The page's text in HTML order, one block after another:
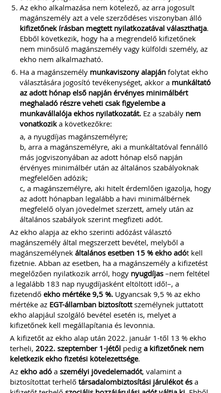
Az ekho alkalmazása nem kötelező, az arra jogosult
magánszemély azt a vele szerződéses viszonyban álló
kifizetőnek írásban megtett nyilatkozatával választhatja.
Ebből következik, hogy ha a megrendelő kifizetőnek
nem minősülő magánszemély vagy külföldi személy, az
ekho nem alkalmazható.
Ha a magánszemély munkaviszony alapján folytat ekho
választására jogosító tevékenységet, akkor a munkáltató
az adott hónap első napján érvényes minimálbért
meghaladó részre veheti csak figyelembe a
munkavállalója ekhos nyilatkozatát. Ez a szabály nem
vonatkozika következőkre:
a, a nyugdíjas magánszemélyre;
b, arra a magánszemélyre, aki a munkáltatóval fennálló
más jogviszonyában az adott hónap első napján
érvényes minimálbér után az általános szabályoknak
megfelelően adózik;
c, a magánszemélyre, aki hitelt érdemlően igazolja, hogy
az adott hónapban legalább a havi minimálbérnek
megfelelő olyan jövedelmet szerzett, amely után az
általános szabályok szerint megfizeti adót.
Az ekho alapja az ekho szerinti adózást választó
magánszemély által megszerzett bevétel, melyből a
magánszemélynek általános esetben 15 % ekho adót kell
fizetnie. Abban az esetben, ha a magánszemély a kifizetést
megelőzően nyilatkozik arról, hogy nyugdíjas –nem feltétel
a legalább 183 nap nyugdíjasként eltöltött idő!–, a
fizetendő ekho mértéke 9,5 %. Ugyancsak 9,5 % az ekho
mértéke az EGT-államban biztosítottszemélynek juttatott
ekho alapjául szolgáló bevétel esetén is, melyet a
kifizetőnek kell megállapítania és levonnia.
A kifizetőt az ekho alap után 2022. január 1-től 13 % ekho
terheli, 2022. szeptember 1-jétől pedig a kifizetőnek nem
keletkezik ekho fizetési kötelezettsége.
Az ekho adó a személyi jövedelemadót, valamint a
biztosítottat terhelő társadalombiztosítási járulékot és a